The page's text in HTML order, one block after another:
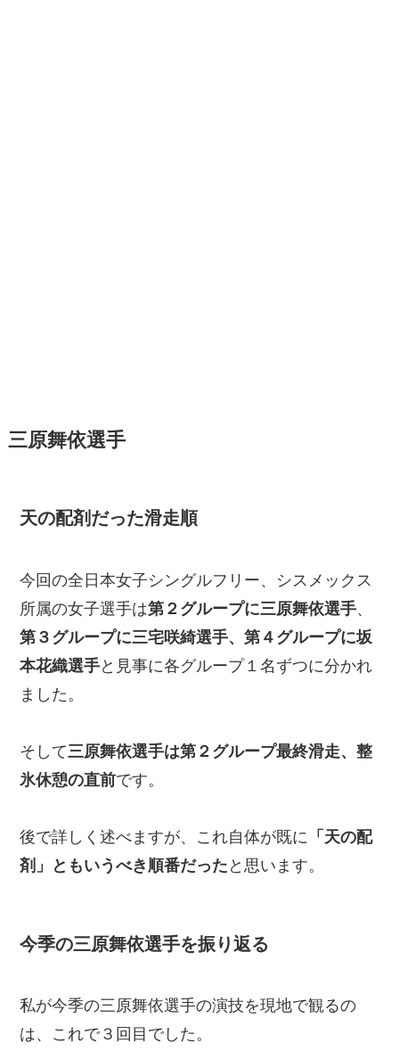
三原舞依選手
天の配剤だった滑走順
今回の全日本女子シングルフリー、シスメックス
所属の女子選手は第２グループに三原舞依選手、
第３グループに三宅咲綺選手、第４グループに坂
本花織選手と見事に各グループ１名ずつに分かれ
ました。
そして三原舞依選手は第２グループ最終滑走、整
氷休憩の直前です。
後で詳しく述べますが、これ自体が既に 「天の配
剤」ともいうべき順番だった と思います。
今季の三原舞依選手を振り返る
私が今季の三原舞依選手の演技を現地で観るの
は、これで３回目でした。